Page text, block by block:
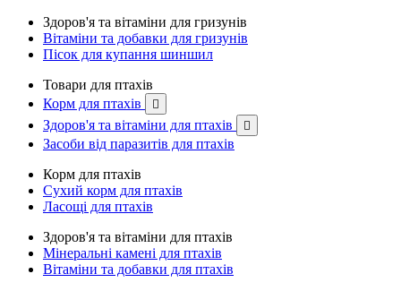
Здоров'я та вітаміни для гризунів
Вітаміни та добавки для гризунів
Пісок для купання шиншил
Товари для птахів
Корм для птахів

Здоров'я та вітаміни для птахів 
Засоби від паразитів для птахів
Корм для птахів
Сухий корм для птахів
Ласощі для птахів
Здоров'я та вітаміни для птахів
Мінеральні камені для птахів
Вітаміни та добавки для птахів